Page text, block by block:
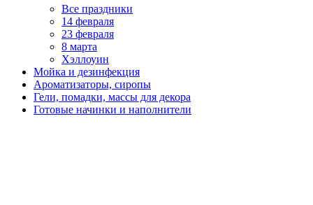
Все праздники
14 февраля
23 февраля
8 марта
Хэллоуин
Мойка и дезинфекция
Ароматизаторы, сиропы
Гели, помадки, массы для декора
Готовые начинки и наполнители